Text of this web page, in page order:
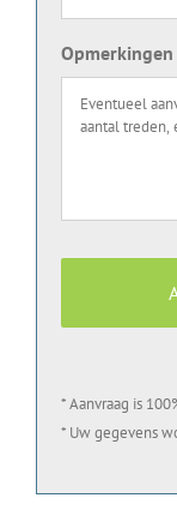
* Aanvraag is
* Uw gegevens